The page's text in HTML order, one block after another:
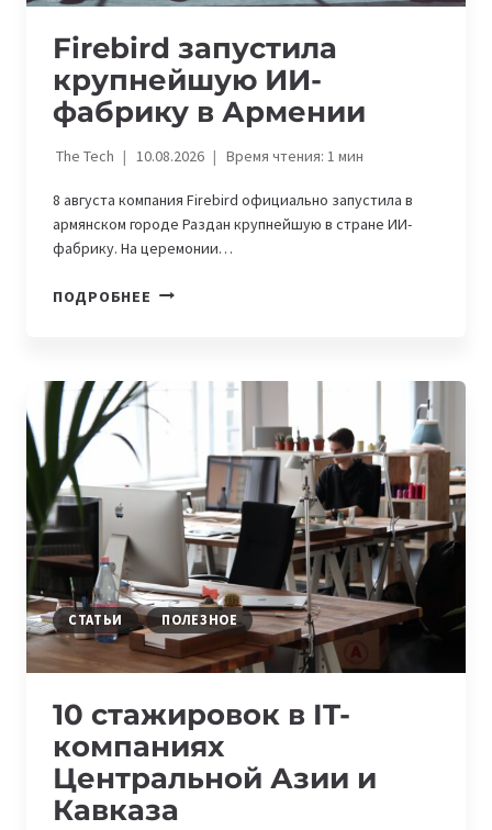
Firebird запустила
крупнейшую ИИ-
фабрику в Армении
The Tech 10.08.2026 Время чтения: 1мин
8 августа компания Firebird официально запустила в
армянском городе Раздан крупнейшую в стране ИИ-
фабрику. На церемонии…
ПОДРОБНЕЕ FIREBIRD
ФАБРИКУ
В
СТАТЬИ ПОЛЕЗНОЕ
10 стажировок в IT-
компаниях
Центральной Азии и
Кавказа